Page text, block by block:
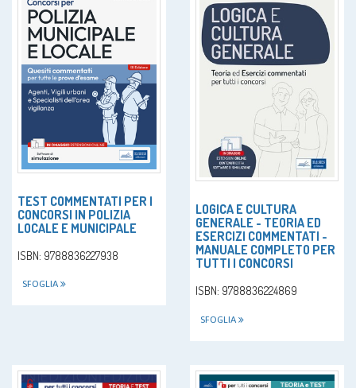
TEST COMMENTATI PER I
CONCORSI IN POLIZIA
LOCALE E MUNICIPALE
ISBN: 9788836227938
SFOGLIA
LOGICA E CULTURA
GENERALE - TEORIA ED
ESERCIZI COMMENTATI -
MANUALE COMPLETO PER
TUTTI I CONCORSI
ISBN: 9788836224869
SFOGLIA